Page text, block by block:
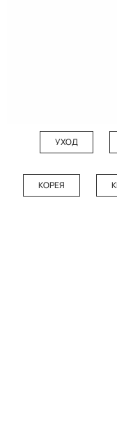
УХОД
КОРЕЯ